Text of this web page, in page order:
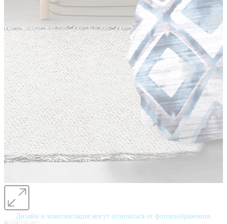
Дизайн и комплектация могут отличаться от фотоизображения.